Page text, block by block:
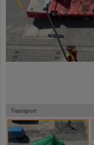
Transport